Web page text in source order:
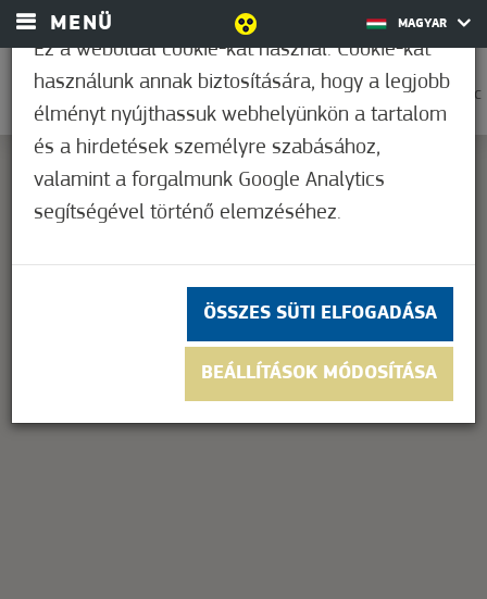
MENÜ MAGYAR
0
37,2°C
This page can't load Google Maps correctly.
Do you own this website? OK
Ez a weboldal cookie-kat használ. Cookie-kat
használunk annak biztosítására, hogy a legjobb
élményt nyújthassuk webhelyünkön a tartalom
és a hirdetések személyre szabásához,
valamint a forgalmunk Google Analytics
segítségével történő elemzéséhez.
ÖSSZES SÜTI ELFOGADÁSA
BEÁLLÍTÁSOK MÓDOSÍTÁSA